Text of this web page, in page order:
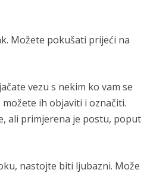
Možete pokušati prijeći na
vezu s nekim ko vam se
ih objaviti i označiti.
ali primjerena je postu, poput
nastojte biti ljubazni. Može